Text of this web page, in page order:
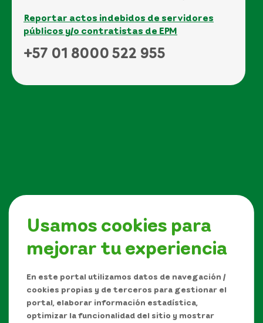
Usamos cookies para
mejorar tu experiencia
En este portal utilizamos datos de navegación /
cookies propias y de terceros para gestionar el
portal, elaborar información estadística,
optimizar la funcionalidad del sitio y mostrar
Reportar actos indebidos de servidores
públicos y/o contratistas de EPM
+57 01 8000 522 955
Síguenos en